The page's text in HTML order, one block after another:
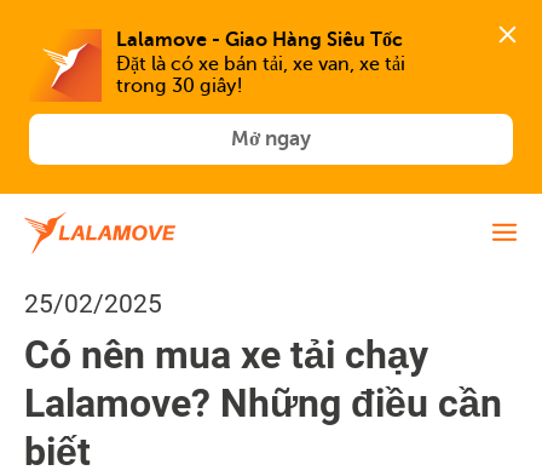
Lalamove - Giao Hàng Siêu Tốc
Đặt là có xe bán tải, xe van, xe tải
trong 30 giây!
Mở ngay
25/02/2025
Có nên mua xe tải chạy
Lalamove? Những điều cần
biết